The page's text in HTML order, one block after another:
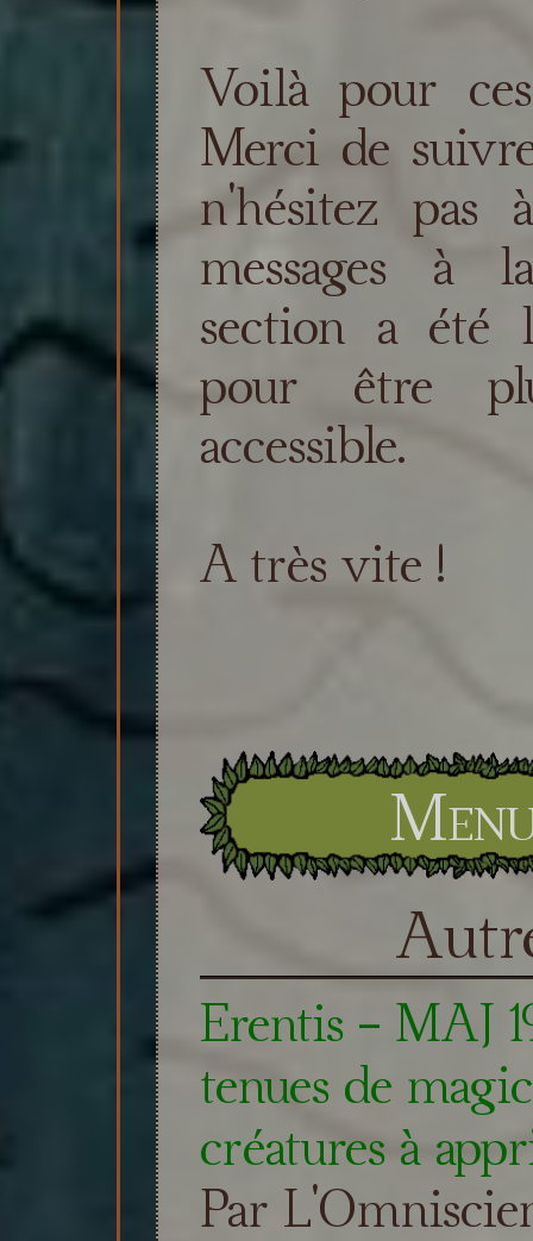
Voilà pour
Merci de
n'hésitez pas
messages à
section a été
pour être
accessible.
A très vite !
Erentis - MAJ
tenues de
créatures à
Par